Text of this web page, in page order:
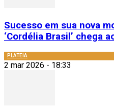
Sucesso em sua nova
‘Cordélia Brasil’ chega
PLATEIA
2 mar 2026 - 18:33